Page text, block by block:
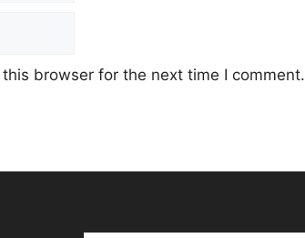
browser for the next time I comment.